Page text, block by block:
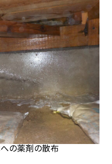
の薬剤の散布